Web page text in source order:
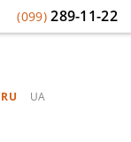
(099)289-11-22
RU UA